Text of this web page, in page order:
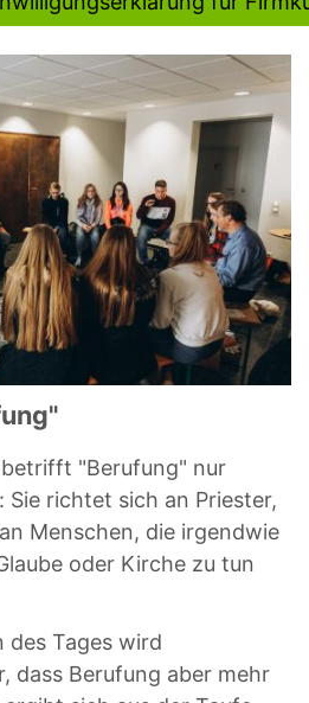
"Berufung" nur
Sie richtet sich an Priester,
Menschen, die irgendwie
oder Kirche zu tun
des Tages wird
dass Berufung aber mehr